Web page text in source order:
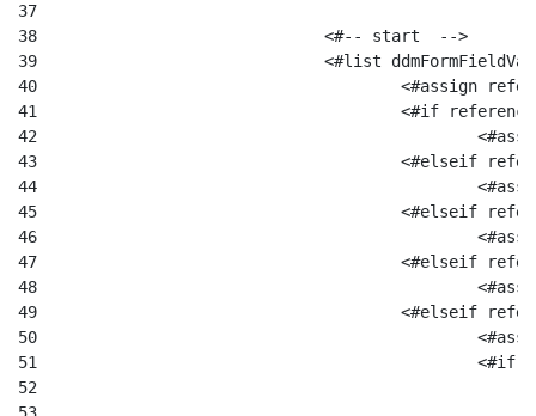
37
38
				<#-- start  -->
39
<#list
40
<#assign
41
<#if
42
43
<#elseif
44
45
<#elseif
46
47
<#elseif
48
49
<#elseif
50
51
52